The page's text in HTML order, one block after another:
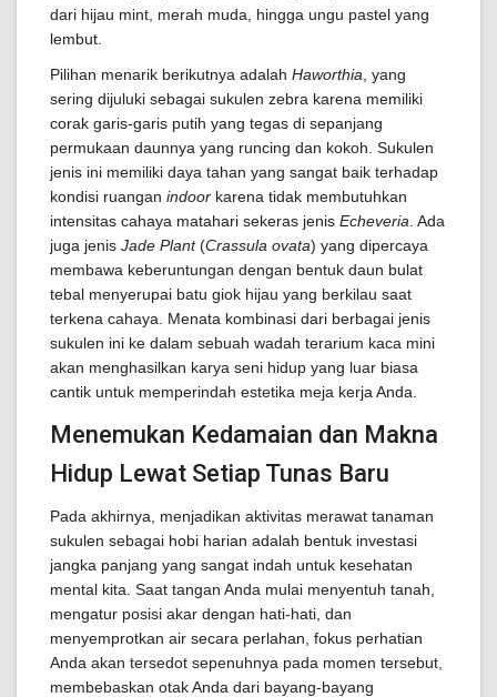
dari hijau mint, merah muda, hingga ungu pastel yang
lembut.
Pilihan menarik berikutnya adalah Haworthia , yang
sering dijuluki sebagai sukulen zebra karena memiliki
corak garis-garis putih yang tegas di sepanjang
permukaan daunnya yang runcing dan kokoh. Sukulen
jenis ini memiliki daya tahan yang sangat baik terhadap
kondisi ruangan indoor karena tidak membutuhkan
intensitas cahaya matahari sekeras jenis Echeveria . Ada
juga jenis Jade Plant(Crassula ovata) yang dipercaya
membawa keberuntungan dengan bentuk daun bulat
tebal menyerupai batu giok hijau yang berkilau saat
terkena cahaya. Menata kombinasi dari berbagai jenis
sukulen ini ke dalam sebuah wadah terarium kaca mini
akan menghasilkan karya seni hidup yang luar biasa
cantik untuk memperindah estetika meja kerja Anda.
Menemukan Kedamaian dan Makna
Hidup Lewat Setiap Tunas Baru
Pada akhirnya, menjadikan aktivitas merawat tanaman
sukulen sebagai hobi harian adalah bentuk investasi
jangka panjang yang sangat indah untuk kesehatan
mental kita. Saat tangan Anda mulai menyentuh tanah,
mengatur posisi akar dengan hati-hati, dan
menyemprotkan air secara perlahan, fokus perhatian
Anda akan tersedot sepenuhnya pada momen tersebut,
membebaskan otak Anda dari bayang-bayang